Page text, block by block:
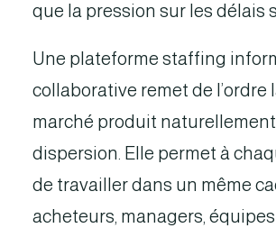
que la pression sur les délais
Une plateforme staffing
collaborative remet de l’ordre
marché produit
dispersion. Elle permet à
de travailler dans un même
acheteurs, managers, équipes